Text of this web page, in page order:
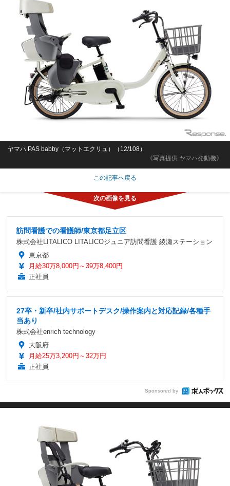
《写真提供 ヤマハ発動機》
ヤマハ PAS babby（マットエクリュ）（12/108）
この記事へ戻る
訪問看護での看護師/東京都足立区
株式会社LITALICO LITALICOジュニア訪問看護 綾瀬ステーション
東京都
月給30万8,000円～39万8,400円
正社員
27卒・新卒/社内サポートデスク/操作案内と対応記録/各種手
当あり
株式会社enrich technology
大阪府
月給25万3,200円～32万円
正社員
Sponsored by